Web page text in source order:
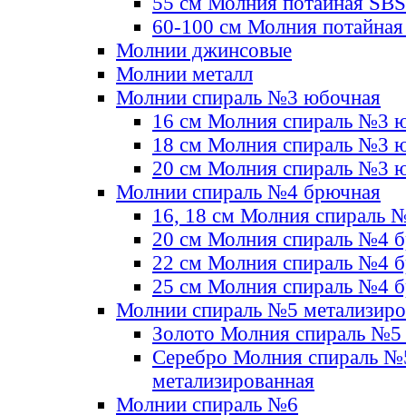
60-100 см Молния
Молнии джинсовые
Молнии металл
Молнии спираль №3 юбочная
16 см Молния спираль №3
18 см Молния спираль №3
20 см Молния спираль №3
Молнии спираль №4 брючная
16, 18 см Молния спираль
20 см Молния спираль №4
22 см Молния спираль №4
25 см Молния спираль №4
Молнии спираль №5
Золото Молния спираль №5
Серебро Молния спираль
метализированная
Молнии спираль №6